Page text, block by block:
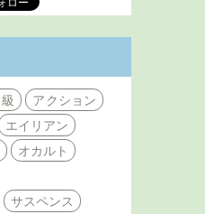
級
アクション
エイリアン
オカルト
サスペンス